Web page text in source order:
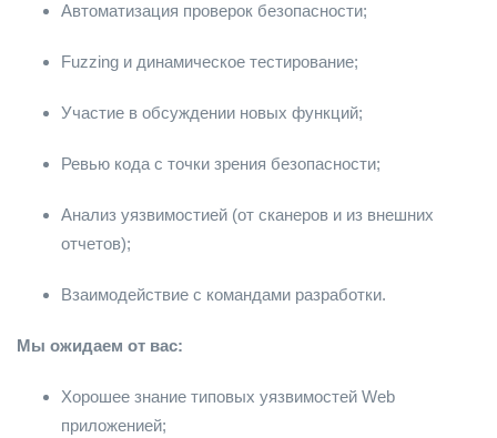
Автоматизация проверок безопасности;
Fuzzing и динамическое тестирование;
Участие в обсуждении новых функций;
Ревью кода с точки зрения безопасности;
Анализ уязвимостией (от сканеров и из внешних
отчетов);
Взаимодействие с командами разработки.
Мы ожидаем от вас:
Хорошее знание типовых уязвимостей Web
приложенией;